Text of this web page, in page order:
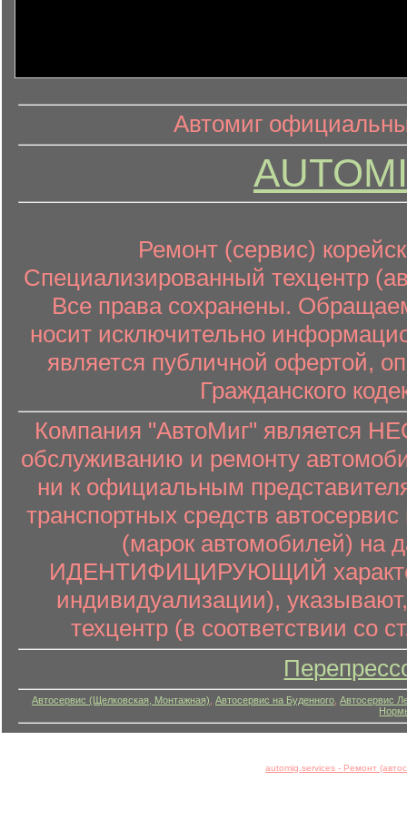
информационный контент
Автомиг
Ремонт (сервис)
Специализированный техцентр
Все права сохранены.
носит исключительно
является публичной офертой,
Гражданского
Компания "АвтоМиг" является
обслуживанию и ремонту
ни к официальным
транспортных средств
(марок автомобилей) на
ИДЕНТИФИЦИРУЮЩИЙ характер
индивидуализации),
техцентр (в соответствии со
Автосервис (Щелковская, Монтажная) Автосервис на Буденного Автосервис
automig.services - Ремонт